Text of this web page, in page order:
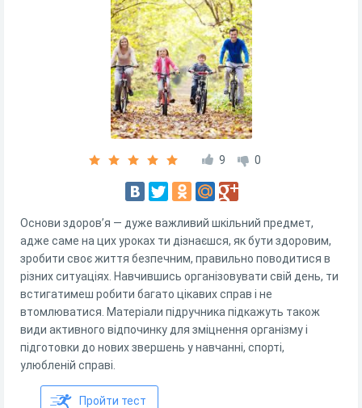
9 0
Основи здоров’я — дуже важливий шкільний предмет,
адже саме на цих уроках ти дізнаєшся, як бути здоровим,
зробити своє життя безпечним, правильно поводитися в
різних ситуаціях. Навчившись організовувати свій день, ти
встигатимеш робити багато цікавих справ і не
втомлюватися. Матеріали підручника підкажуть також
види активного відпочинку для зміцнення організму і
підготовки до нових звершень у навчанні, спорті,
улюбленій справі.
Пройти тест